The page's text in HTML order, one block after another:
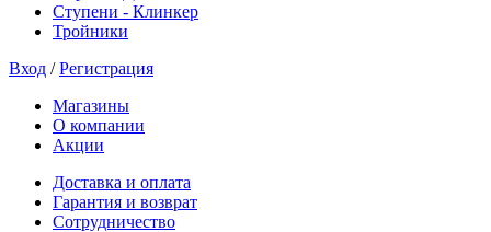
Ступени - Клинкер
Тройники
Вход /Регистрация
Магазины
О компании
Акции
Доставка и оплата
Гарантия и возврат
Сотрудничество